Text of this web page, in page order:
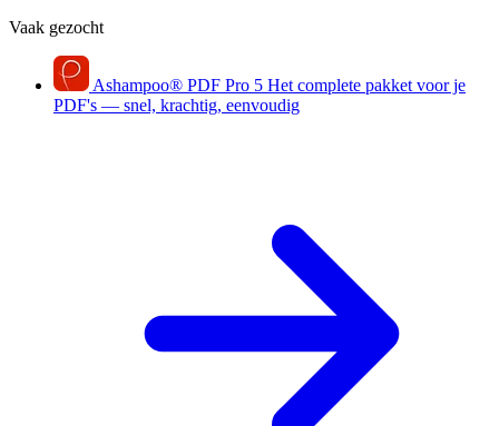
Vaak gezocht
Ashampoo® PDF Pro 5 Het complete pakket voor je
PDF's — snel, krachtig, eenvoudig